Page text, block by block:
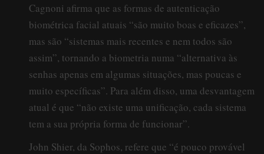
Cagnoni afirma que as formas de autenticação
biométrica facial atuais “são muito boas e eficazes”,
mas são “sistemas mais recentes e nem todos são
assim”, tornando a biometria numa “alternativa às
senhas apenas em algumas situações, mas poucas e
muito específicas”. Para além disso, uma desvantagem
atual é que “não existe uma unificação, cada sistema
tem a sua própria forma de funcionar”.
John Shier, da Sophos, refere que “é pouco provável